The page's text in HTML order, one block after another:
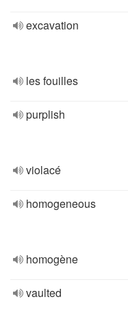
excavation
les fouilles
purplish
violacé
homogeneous
homogène
vaulted